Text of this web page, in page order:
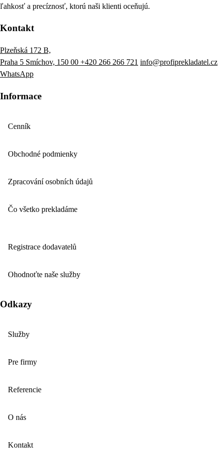
ľahkosť a precíznosť, ktorú naši klienti oceňujú.
Kontakt
Plzeňská 172 B,
Praha 5 Smíchov, 150 00 +420 266 266 721 info@profiprekladatel.cz
WhatsApp
Informace
Cenník
Obchodné podmienky
Zpracování osobních údajů
Čo všetko prekladáme
Registrace dodavatelů
Ohodnoťte naše služby
Odkazy
Služby
Pre firmy
Referencie
O nás
Kontakt